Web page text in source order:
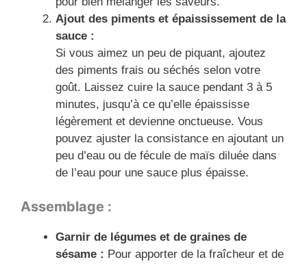
Ajout des piments et épaississement de la
sauce :
Si vous aimez un peu de piquant, ajoutez
des piments frais ou séchés selon votre
goût. Laissez cuire la sauce pendant 3 à 5
minutes, jusqu’à ce qu’elle épaississe
légèrement et devienne onctueuse. Vous
pouvez ajuster la consistance en ajoutant un
peu d’eau ou de fécule de maïs diluée dans
de l’eau pour une sauce plus épaisse.
Assemblage :
Garnir de légumes et de graines de
sésame : Pour apporter de la fraîcheur et de